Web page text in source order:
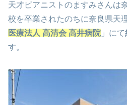
天才ピアニストのますみさんは
校を卒業されたのちに奈良県天
医療法人 高清会 高井病院」にて
す。